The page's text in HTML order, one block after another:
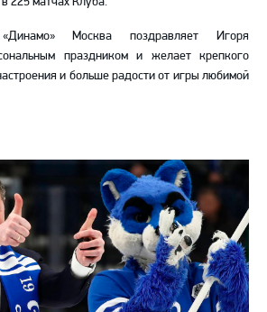
Москва поздравляет Игоря
праздником и желает крепкого
и больше радости от игры любимой